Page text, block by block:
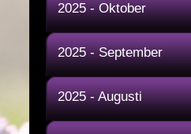
2025 - Oktober
2025 - September
2025 - Augusti